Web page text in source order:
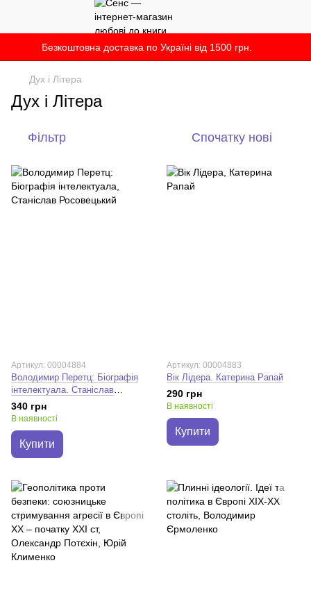
Безкоштовна доставка по Україні від 1500 грн.
Дух і Літера
Дух і Літера
Фільтр Спочатку нові
Артикул: 00004884
Володимир Перетц: Біографія
інтелектуала. Станіслав
Росовецький
340 грн
В наявності
Купити
Артикул: 00004883
Вік Лідера. Катерина Рапай
290 грн
В наявності
Купити